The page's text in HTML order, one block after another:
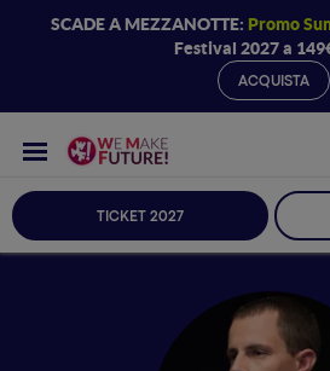
SCADE A MEZZANOTTE: Promo
Festival 2027 a
ACQUISTA
TICKET 2027